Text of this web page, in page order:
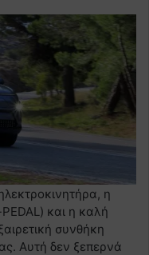
η
και η καλή
συνθήκη
Αυτή δεν ξεπερνά